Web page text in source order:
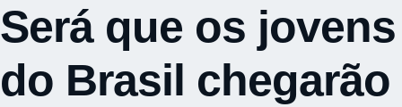
Será que os jovens
do Brasil chegarão